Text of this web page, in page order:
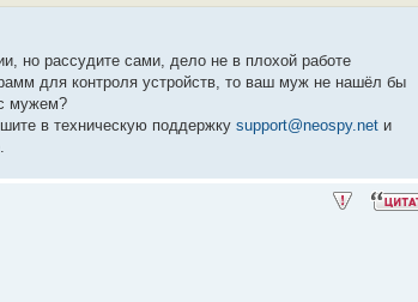
но рассудите сами, дело не в плохой работе
для контроля устройств, то ваш муж не нашёл бы
мужем?
в техническую поддержку support@neospy.net и